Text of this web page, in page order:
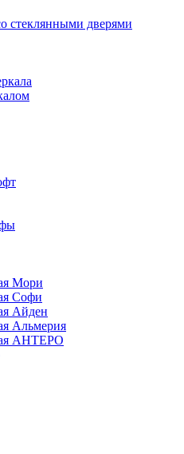
дверями
Мори
Софи
Айден
Альмерия
АНТЕРО